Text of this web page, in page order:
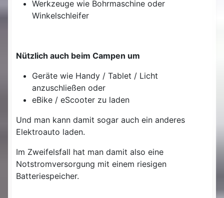
Werkzeuge wie Bohrmaschine oder
Winkelschleifer
Nützlich auch beim Campen um
Geräte wie Handy / Tablet / Licht
anzuschließen oder
eBike / eScooter zu laden
Und man kann damit sogar auch ein anderes
Elektroauto laden.
Im Zweifelsfall hat man damit also eine
Notstromversorgung mit einem riesigen
Batteriespeicher.